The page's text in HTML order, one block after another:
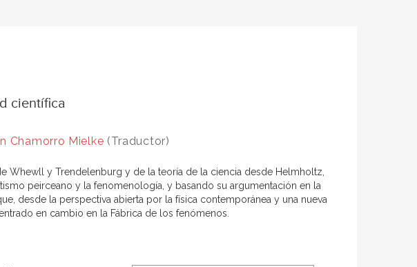
científica
Chamorro Mielke (Traductor)
Whewll y Trendelenburg y de la teoría de la ciencia desde Helmholtz,
peirceano y la fenomenología, y basando su argumentación en la
desde la perspectiva abierta por la física contemporánea y una nueva
en cambio en la Fábrica de los fenómenos.